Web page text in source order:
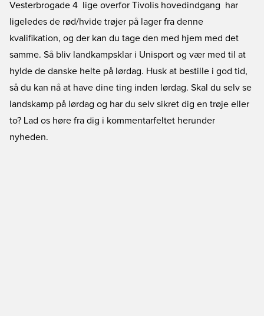
Vesterbrogade 4  lige overfor Tivolis hovedindgang  har
ligeledes de rød/hvide trøjer på lager fra denne
kvalifikation, og der kan du tage den med hjem med det
samme. Så bliv landkampsklar i Unisport og vær med til at
hylde de danske helte på lørdag. Husk at bestille i god tid,
så du kan nå at have dine ting inden lørdag. Skal du selv se
landskamp på lørdag og har du selv sikret dig en trøje eller
to? Lad os høre fra dig i kommentarfeltet herunder
nyheden.